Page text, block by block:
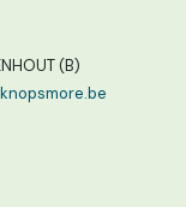
(B)